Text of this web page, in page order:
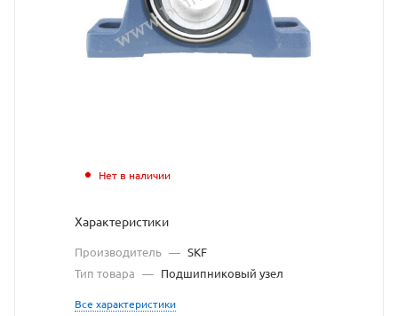
узел
SKF
Нет в наличии
Характеристики
Производитель — SKF
Тип товара — Подшипниковый узел
Все характеристики